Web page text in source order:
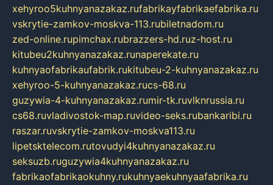
xehyroo5kuhnyanazakaz.rufabrikayfabrikaefabrika.ru
vskrytie-zamkov-moskva-113.rubiletnadom.ru
zed-online.rupimchax.rubrazzers-hd.ruz-host.ru
kitubeu2kuhnyanazakaz.runaperekate.ru
kuhnyaofabrikaufabrik.rukitubeu-2-kuhnyanazakaz.ru
xehyroo-5-kuhnyanazakaz.rucs-68.ru
guzywia-4-kuhnyanazakaz.rumir-tk.ruvlknrussia.ru
cs68.ruvladivostok-map.ruvideo-seks.rubankaribi.ru
raszar.ruvskrytie-zamkov-moskva113.ru
lipetsktelecom.rutovudyi4kuhnyanazakaz.ru
seksuzb.ruguzywia4kuhnyanazakaz.ru
fabrikaofabrikaokuhny.rukuhnyaekuhnyaafabrika.ru